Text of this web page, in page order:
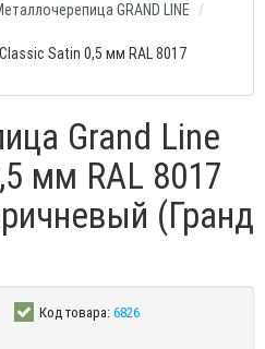
GRAND LINE
Satin 0,5 мм RAL 8017
Grand Line
мм RAL 8017
(Гранд
Код товара:6826